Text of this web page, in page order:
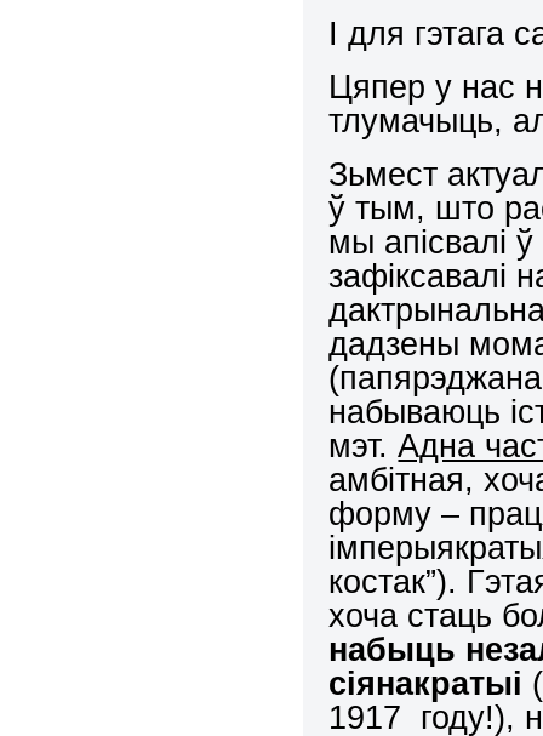
І для гэтага
Цяпер у нас
тлумачыць,
Зьмест
ў тым, што
мы апісвалі ў
зафіксавалі
дадзены
набываюць
мэт.Адна
амбітная,
форму –
костак”).
хоча стаць
набыць
сіянакратыі
1917 году!),